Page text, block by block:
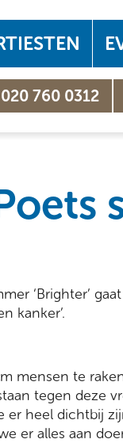
020 760 0312
‘Brighter’
kanker’.
mensen te
tegen deze
er heel dichtbij
er alles aan